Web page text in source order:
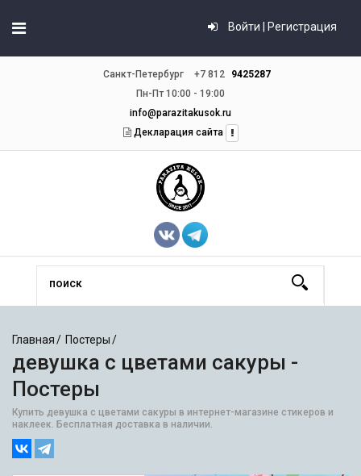
Войти | Регистрация
Санкт-Петербург +7 812
9425287
Пн-Пт 10:00 - 19:00
info@parazitakusok.ru
Декларация сайта
Главная Постеры
девушка с цветами сакуры -
Постеры
Купить девушка с цветами сакуры в интернет-магазине стикеров и
наклеек. Бесплатная доставка в наличии.